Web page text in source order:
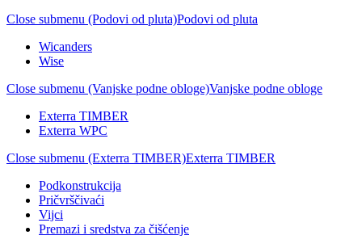
Close submenu (Podovi od pluta)Podovi od pluta
Wicanders
Wise
Close submenu (Vanjske podne obloge)Vanjske podne obloge
Exterra TIMBER
Exterra WPC
Close submenu (Exterra TIMBER)Exterra TIMBER
Podkonstrukcija
Pričvrščivaći
Vijci
Premazi i sredstva za čišćenje